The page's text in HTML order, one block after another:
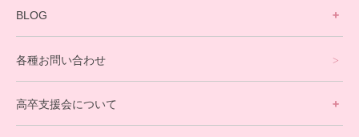
寮生活サポート
卒業生の今
[家庭訪問カウンセリング]
BLOG
保護者交流だより一覧
各種お問い合わせ
高卒支援会について